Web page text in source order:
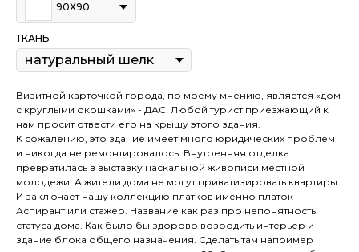
90Х90
ТКАНЬ
Визитной карточкой города, по моему мнению, является «дом
с круглыми окошками» - ДАС. Любой турист приезжающий к
нам просит отвести его на крышу этого здания.
К сожалению, это здание имеет много юридических проблем
и никогда не ремонтировалось. Внутренняя отделка
превратилась в выставку наскальной живописи местной
молодежи. А жители дома не могут приватизировать квартиры.
И заключает нашу коллекцию платков именно платок
Аспирант или стажер. Название как раз про непонятность
статуса дома. Как было бы здорово возродить интерьер и
здание блока общего назначения. Сделать там например